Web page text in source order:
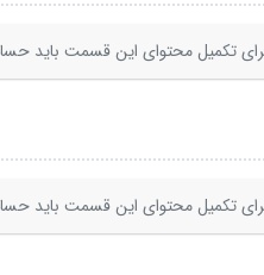
تکمیل محتوای این قسمت باید
تکمیل محتوای این قسمت باید